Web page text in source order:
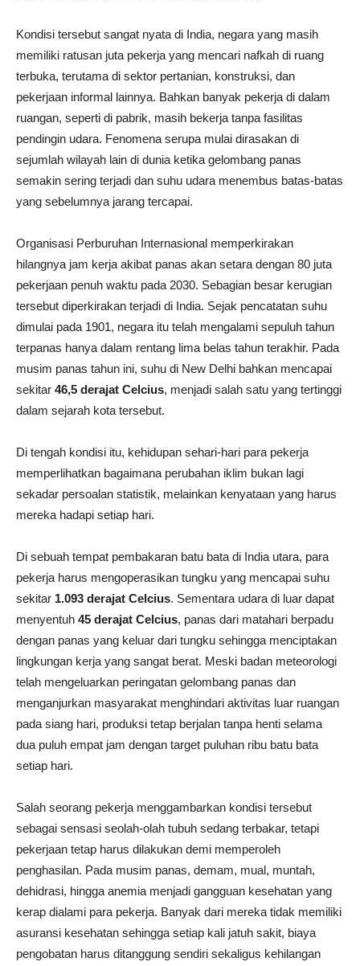
Kondisi tersebut sangat nyata di India, negara yang masih
memiliki ratusan juta pekerja yang mencari nafkah di ruang
terbuka, terutama di sektor pertanian, konstruksi, dan
pekerjaan informal lainnya. Bahkan banyak pekerja di dalam
ruangan, seperti di pabrik, masih bekerja tanpa fasilitas
pendingin udara. Fenomena serupa mulai dirasakan di
sejumlah wilayah lain di dunia ketika gelombang panas
semakin sering terjadi dan suhu udara menembus batas-batas
yang sebelumnya jarang tercapai.
Organisasi Perburuhan Internasional memperkirakan
hilangnya jam kerja akibat panas akan setara dengan 80 juta
pekerjaan penuh waktu pada 2030. Sebagian besar kerugian
tersebut diperkirakan terjadi di India. Sejak pencatatan suhu
dimulai pada 1901, negara itu telah mengalami sepuluh tahun
terpanas hanya dalam rentang lima belas tahun terakhir. Pada
musim panas tahun ini, suhu di New Delhi bahkan mencapai
sekitar 46,5 derajat Celcius, menjadi salah satu yang tertinggi
dalam sejarah kota tersebut.
Di tengah kondisi itu, kehidupan sehari-hari para pekerja
memperlihatkan bagaimana perubahan iklim bukan lagi
sekadar persoalan statistik, melainkan kenyataan yang harus
mereka hadapi setiap hari.
Di sebuah tempat pembakaran batu bata di India utara, para
pekerja harus mengoperasikan tungku yang mencapai suhu
sekitar 1.093 derajat Celcius. Sementara udara di luar dapat
menyentuh 45 derajat Celcius, panas dari matahari berpadu
dengan panas yang keluar dari tungku sehingga menciptakan
lingkungan kerja yang sangat berat. Meski badan meteorologi
telah mengeluarkan peringatan gelombang panas dan
menganjurkan masyarakat menghindari aktivitas luar ruangan
pada siang hari, produksi tetap berjalan tanpa henti selama
dua puluh empat jam dengan target puluhan ribu batu bata
setiap hari.
Salah seorang pekerja menggambarkan kondisi tersebut
sebagai sensasi seolah-olah tubuh sedang terbakar, tetapi
pekerjaan tetap harus dilakukan demi memperoleh
penghasilan. Pada musim panas, demam, mual, muntah,
dehidrasi, hingga anemia menjadi gangguan kesehatan yang
kerap dialami para pekerja. Banyak dari mereka tidak memiliki
asuransi kesehatan sehingga setiap kali jatuh sakit, biaya
pengobatan harus ditanggung sendiri sekaligus kehilangan